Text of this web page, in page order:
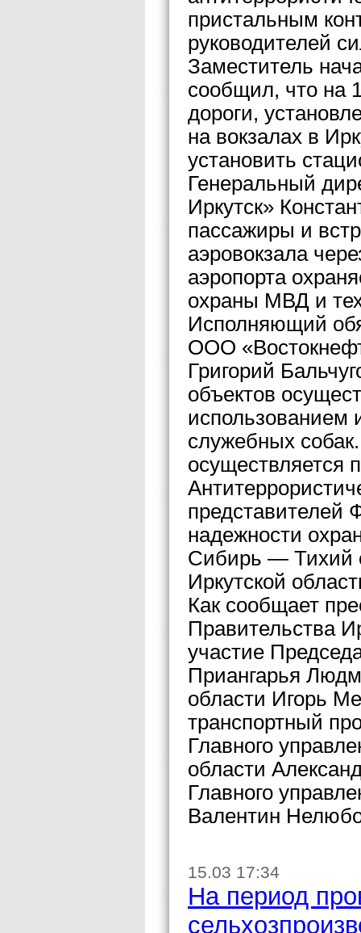
пристальным
руководителей
Заместитель
сообщил, что на
дороги,
на вокзалах в
установить
Генеральный
Иркутск»
пассажиры и
аэровокзала
аэропорта
охраны МВД и
Исполняющий
ООО
Григорий
объектов
использованием
служебных
осуществляется
представителей
надежности
Сибирь — Тихий
Иркутской
Как сообщает
Правительства
участие
Приангарья
области Игорь
транспортный
Главного
области
Главного
Валентин
15.03 17:34
На период